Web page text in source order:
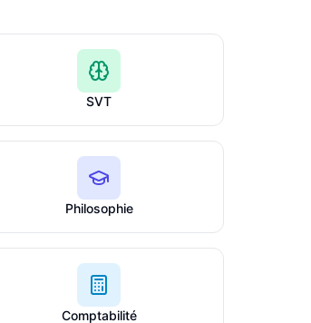
SVT
Philosophie
Comptabilité